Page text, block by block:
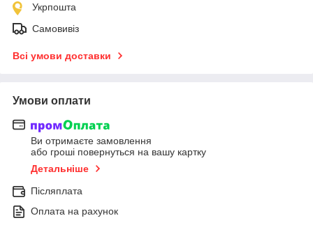
Укрпошта
Самовивіз
Всі умови доставки
Умови оплати
Ви отримаєте замовлення
або гроші повернуться на вашу картку
Детальніше
Післяплата
Оплата на рахунок